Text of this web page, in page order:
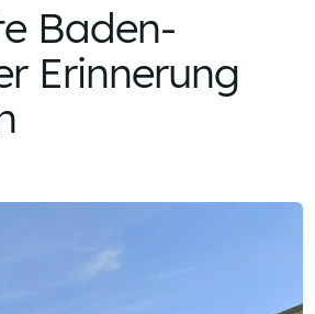
Baden-
Erinnerung